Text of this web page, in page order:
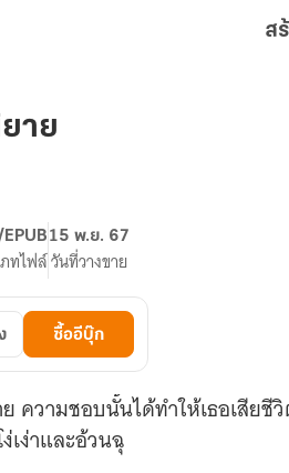
ส
าย
EPUB
ทไฟล์
15 พ.ย. 67
วันที่วางขาย
ซื้ออีบุ๊ก
ความชอบนั้นได้ทำให้เธอเสียชี
เง่าและอ้วนฉุ